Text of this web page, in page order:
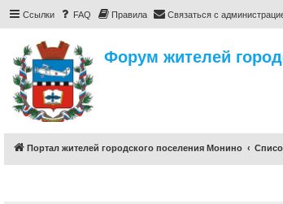
Ссылки FAQ Правила Связаться с
Форум жителей
Портал жителей городского поселения Монино